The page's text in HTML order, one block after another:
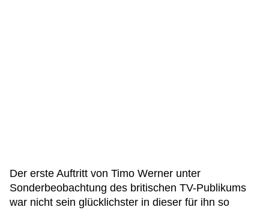
Der erste Auftritt von Timo Werner unter
Sonderbeobachtung des britischen TV-Publikums
war nicht sein glücklichster in dieser für ihn so